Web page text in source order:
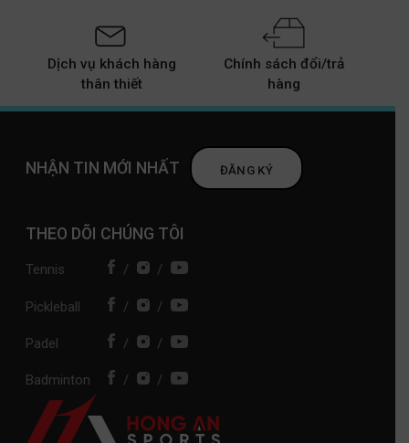
Dịch vụ khách hàng
thân thiết
Chính sách đổi/trả
hàng
NHẬN TIN MỚI NHẤT ĐĂNG KÝ
THEO DÕI CHÚNG TÔI
Tennis / /
Pickleball / /
Padel / /
Badminton / /